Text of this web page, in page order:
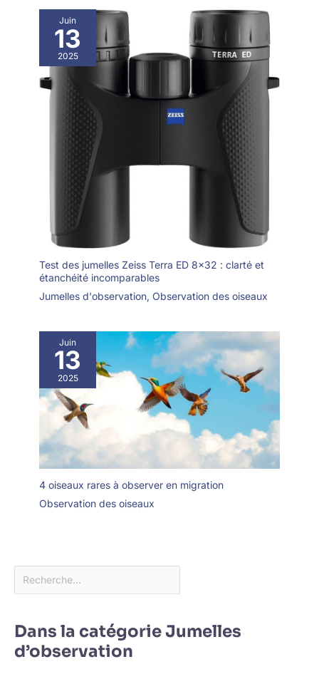
Juin
13
2025
Test des jumelles Zeiss Terra ED 8×32 : clarté et
étanchéité incomparables
Jumelles d'observation, Observation des oiseaux
Juin
13
2025
4 oiseaux rares à observer en migration
Observation des oiseaux
Dans la catégorie Jumelles
d’observation